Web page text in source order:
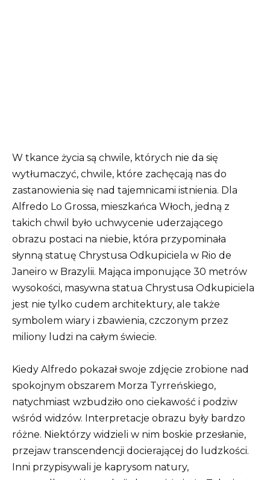
W tkance życia są chwile, których nie da się
wytłumaczyć, chwile, które zachęcają nas do
zastanowienia się nad tajemnicami istnienia. Dla
Alfredo Lo Grossa, mieszkańca Włoch, jedną z
takich chwil było uchwycenie uderzającego
obrazu postaci na niebie, która przypominała
słynną statuę Chrystusa Odkupiciela w Rio de
Janeiro w Brazylii. Mająca imponujące 30 metrów
wysokości, masywna statua Chrystusa Odkupiciela
jest nie tylko cudem architektury, ale także
symbolem wiary i zbawienia, czczonym przez
miliony ludzi na całym świecie.
Kiedy Alfredo pokazał swoje zdjęcie zrobione nad
spokojnym obszarem Morza Tyrreńskiego,
natychmiast wzbudziło ono ciekawość i podziw
wśród widzów. Interpretacje obrazu były bardzo
różne. Niektórzy widzieli w nim boskie przesłanie,
przejaw transcendencji docierającej do ludzkości.
Inni przypisywali je kaprysom natury,